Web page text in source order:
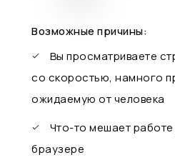
Возможные причины:
Вы просматриваете
со скоростью, намного
ожидаемую от человека
Что-то мешает
браузере